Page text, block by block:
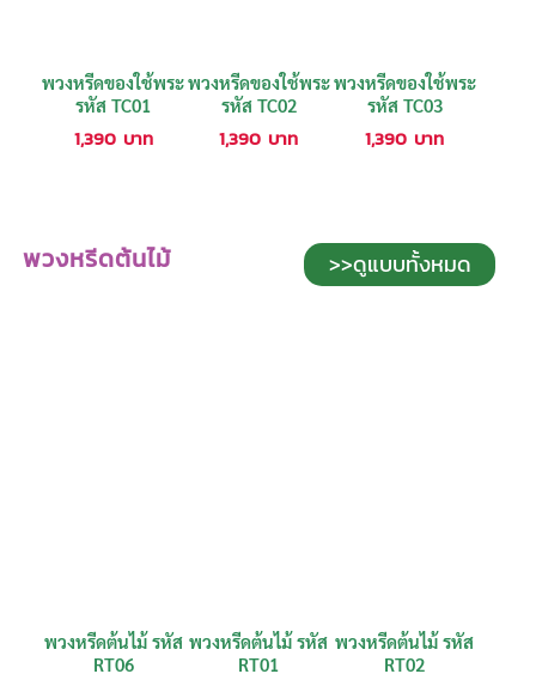
พวงหรีดของใช้พระ
รหัส TC01
1,390 บาท
พวงหรีดของใช้พระ
รหัส TC02
1,390 บาท
พวงหรีดของใช้พระ
รหัส TC03
1,390 บาท
พวงหรีดต้นไม้ >>ดูแบบทั้งหมด
พวงหรีดต้นไม้ รหัส
RT06
พวงหรีดต้นไม้ รหัส
RT01
พวงหรีดต้นไม้ รหัส
RT02